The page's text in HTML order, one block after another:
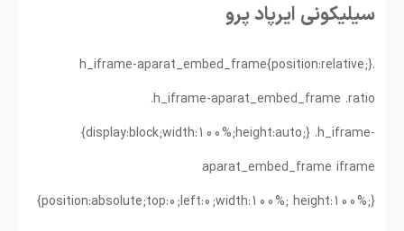
سیلیکونی ایرپاد پرو
.h_iframe-aparat_embed_frame{position:relative;}
.h_iframe-aparat_embed_frame .ratio
{display:block;width:100%;height:auto;} .h_iframe-
aparat_embed_frame iframe
{position:absolute;top:0;left:0;width:100%; height:100%;}